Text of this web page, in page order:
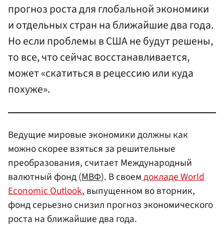
прогноз роста для глобальной экономики
и отдельных стран на ближайшие два года.
Но если проблемы в США не будут решены,
то все, что сейчас восстанавливается,
может «скатиться в рецессию или куда
похуже».
Ведущие мировые экономики должны как
можно скорее взяться за решительные
преобразования, считает Международный
валютный фонд (МВФ). В своемдокладе World
Economic Outlook, выпущенном во вторник,
фонд серьезно снизил прогноз экономического
роста на ближайшие два года.